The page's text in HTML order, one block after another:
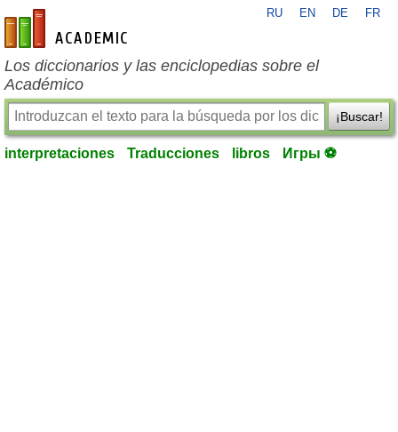
es-academic.com
RU EN DE FR
Los diccionarios y las enciclopedias sobre el
Académico
¡Buscar!
interpretaciones Traducciones libros Игры ⚽